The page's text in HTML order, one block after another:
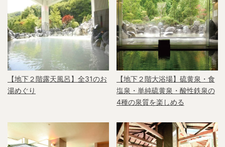
【地下２階露天風呂】全31のお
湯めぐり
【地下２階大浴場】硫黄泉・食
塩泉・単純硫黄泉・酸性鉄泉の
4種の泉質を楽しめる